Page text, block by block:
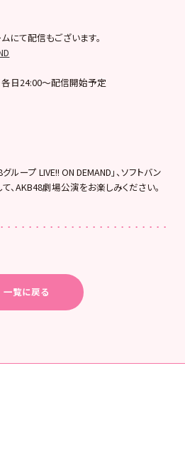
にて配信もございます。
日24:00～配信開始予定
ループ LIVE!! ON DEMAND」、ソフトバン
、AKB48劇場公演をお楽しみください。
一覧に戻る